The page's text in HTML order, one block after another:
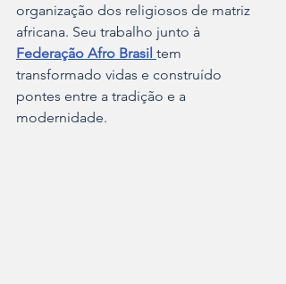
organização dos religiosos de matriz
africana. Seu trabalho junto à
Federação Afro Brasil tem
transformado vidas e construído
pontes entre a tradição e a
modernidade.